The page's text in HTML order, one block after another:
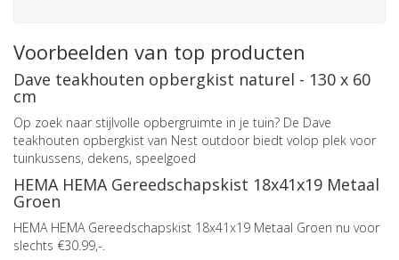
Voorbeelden van top producten
Dave teakhouten opbergkist naturel - 130 x 60
cm
Op zoek naar stijlvolle opbergruimte in je tuin? De Dave
teakhouten opbergkist van Nest outdoor biedt volop plek voor
tuinkussens, dekens, speelgoed
HEMA HEMA Gereedschapskist 18x41x19 Metaal
Groen
HEMA HEMA Gereedschapskist 18x41x19 Metaal Groen nu voor
slechts €30.99,-.